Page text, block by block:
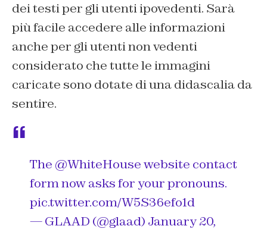
dei testi per gli utenti ipovedenti. Sarà
più facile accedere alle informazioni
anche per gli utenti non vedenti
considerato che tutte le immagini
caricate sono dotate di una didascalia da
sentire.
The @WhiteHousewebsite contact
form now asks for your pronouns.
pic.twitter.com/W5S36efo1d
— GLAAD (@glaad) January 20,